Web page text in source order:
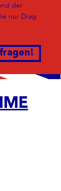
der
nur Drag